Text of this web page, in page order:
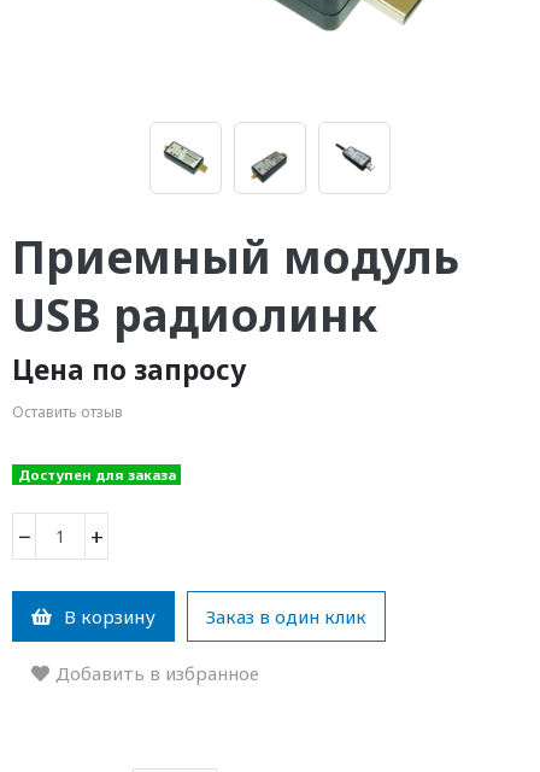
Приемный модуль
USB радиолинк
Цена по запросу
Оставить отзыв
Доступен для заказа
− +
В корзину Заказ в один клик
Добавить в избранное